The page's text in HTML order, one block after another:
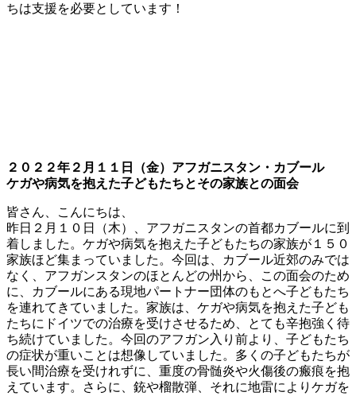
ちは支援を必要としています！
２０２２年２月１１日（金）アフガニスタン・カブール
ケガや病気を抱えた子どもたちとその家族との面会
皆さん、こんにちは、
昨日２月１０日（木）、アフガニスタンの首都カブールに到
着しました。ケガや病気を抱えた子どもたちの家族が１５０
家族ほど集まっていました。今回は、カブール近郊のみでは
なく、アフガンスタンのほとんどの州から、この面会のため
に、カブールにある現地パートナー団体のもとへ子どもたち
を連れてきていました。家族は、ケガや病気を抱えた子ども
たちにドイツでの治療を受けさせるため、とても辛抱強く待
ち続けていました。今回のアフガン入り前より、子どもたち
の症状が重いことは想像していました。多くの子どもたちが
長い間治療を受けれずに、重度の骨髄炎や火傷後の瘢痕を抱
えています。さらに、銃や榴散弾、それに地雷によりケガを